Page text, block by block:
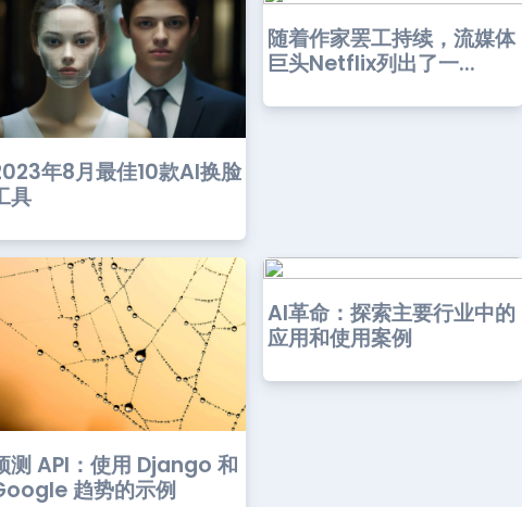
年8月最佳10款AI换脸
具
随着作家罢工持续，流媒体
巨头Netflix列出了一...
测 API：使用 Django 和
趋势的示例
AI革命：探索主要行业中的
应用和使用案例